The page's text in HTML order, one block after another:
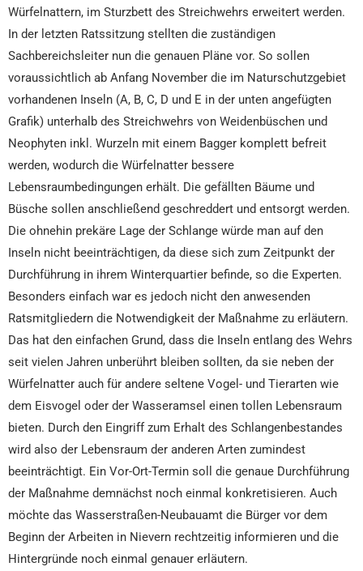
Würfelnattern, im Sturzbett des Streichwehrs erweitert werden.
In der letzten Ratssitzung stellten die zuständigen
Sachbereichsleiter nun die genauen Pläne vor. So sollen
voraussichtlich ab Anfang November die im Naturschutzgebiet
vorhandenen Inseln (A, B, C, D und E in der unten angefügten
Grafik) unterhalb des Streichwehrs von Weidenbüschen und
Neophyten inkl. Wurzeln mit einem Bagger komplett befreit
werden, wodurch die Würfelnatter bessere
Lebensraumbedingungen erhält. Die gefällten Bäume und
Büsche sollen anschließend geschreddert und entsorgt werden.
Die ohnehin prekäre Lage der Schlange würde man auf den
Inseln nicht beeinträchtigen, da diese sich zum Zeitpunkt der
Durchführung in ihrem Winterquartier befinde, so die Experten.
Besonders einfach war es jedoch nicht den anwesenden
Ratsmitgliedern die Notwendigkeit der Maßnahme zu erläutern.
Das hat den einfachen Grund, dass die Inseln entlang des Wehrs
seit vielen Jahren unberührt bleiben sollten, da sie neben der
Würfelnatter auch für andere seltene Vogel- und Tierarten wie
dem Eisvogel oder der Wasseramsel einen tollen Lebensraum
bieten. Durch den Eingriff zum Erhalt des Schlangenbestandes
wird also der Lebensraum der anderen Arten zumindest
beeinträchtigt. Ein Vor-Ort-Termin soll die genaue Durchführung
der Maßnahme demnächst noch einmal konkretisieren. Auch
möchte das Wasserstraßen-Neubauamt die Bürger vor dem
Beginn der Arbeiten in Nievern rechtzeitig informieren und die
Hintergründe noch einmal genauer erläutern.